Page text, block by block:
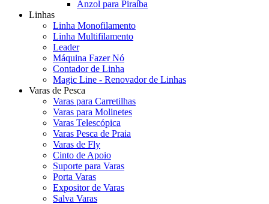
Anzol para Piraíba
Linhas
Linha Monofilamento
Linha Multifilamento
Leader
Máquina Fazer Nó
Contador de Linha
Magic Line - Renovador de Linhas
Varas de Pesca
Varas para Carretilhas
Varas para Molinetes
Varas Telescópica
Varas Pesca de Praia
Varas de Fly
Cinto de Apoio
Suporte para Varas
Porta Varas
Expositor de Varas
Salva Varas